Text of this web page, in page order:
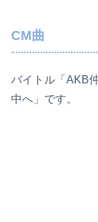
CM曲
バイトル「AKB
中へ」です。